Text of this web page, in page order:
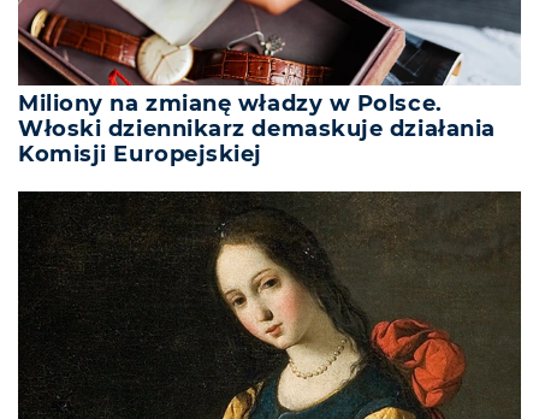
Miliony na zmianę władzy w Polsce.
Włoski dziennikarz demaskuje działania
Komisji Europejskiej